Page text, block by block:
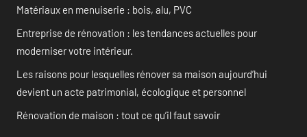
Matériaux en menuiserie : bois, alu, PVC
Entreprise de rénovation : les tendances actuelles pour
moderniser votre intérieur.
Les raisons pour lesquelles rénover sa maison aujourd’hui
devient un acte patrimonial, écologique et personnel
Rénovation de maison : tout ce qu’il faut savoir